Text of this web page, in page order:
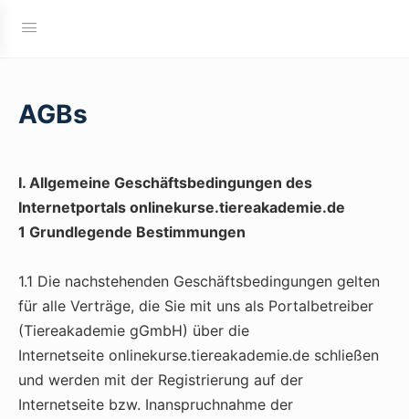
AGBs
I. Allgemeine Geschäftsbedingungen des
Internetportals onlinekurse.tiereakademie.de
1 Grundlegende Bestimmungen
1.1 Die nachstehenden Geschäftsbedingungen gelten
für alle Verträge, die Sie mit uns als Portalbetreiber
(Tiereakademie gGmbH) über die
Internetseite onlinekurse.tiereakademie.de schließen
und werden mit der Registrierung auf der
Internetseite bzw. Inanspruchnahme der